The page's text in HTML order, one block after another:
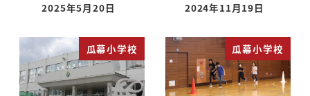
投稿日
2025年5月20日
投稿日
2024年11月19日
瓜幕小学校 瓜幕小学校